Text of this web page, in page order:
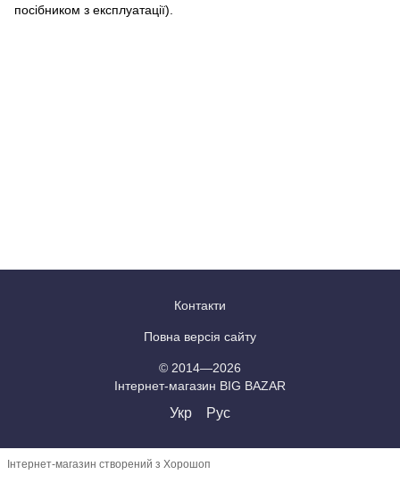
посібником з експлуатації).
Контакти
Повна версія сайту
© 2014—2026
Інтернет-магазин BIG BAZAR
Укр Рус
Інтернет-магазин створений з Хорошоп